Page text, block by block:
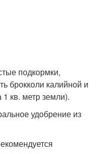
подкормки,
брокколи калийной и
кв. метр земли).
удобрение из